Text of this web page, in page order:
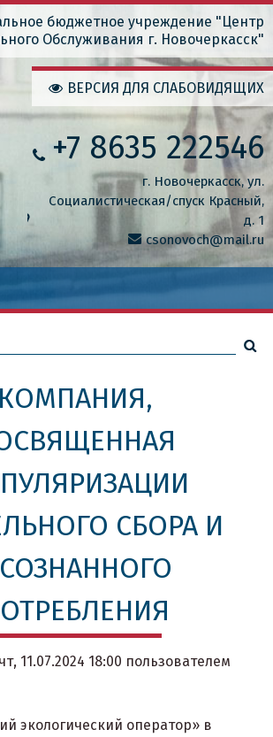
бюджетное учреждение "Центр
Обслуживания г. Новочеркасск"
ВЕРСИЯ ДЛЯ СЛАБОВИДЯЩИХ
+7 8635 222546
г. Новочеркасск, ул.
Социалистическая/спуск Красный,
д. 1
csonovoch@mail.ru
КОМПАНИЯ,
СБОРА И
чт, 11.07.2024 18:00 пользователем
экологический оператор» в